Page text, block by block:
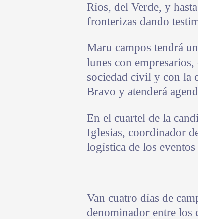
Ríos, del Verde, y
fronterizas dando
Maru campos tendrá
lunes con
sociedad civil y con la
Bravo y atenderá
En el cuartel de la
Iglesias, coordinador
logística de los
Van cuatro días de
denominador entre los